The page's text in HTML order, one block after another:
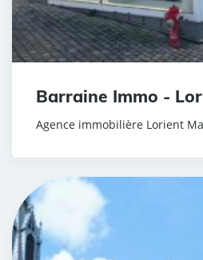
Barraine Immo -
Agence immobilière Lorient